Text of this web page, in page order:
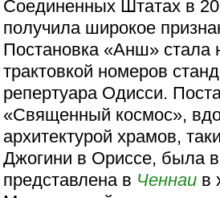
Соединенных Штатах в
получила широкое
Постановка «Анш» стала
трактовкой номеров
репертуара Одисси.
«Священный космос»,
архитектурой храмов,
Джогини в Ориссе, была
представлена в Ченнаи в